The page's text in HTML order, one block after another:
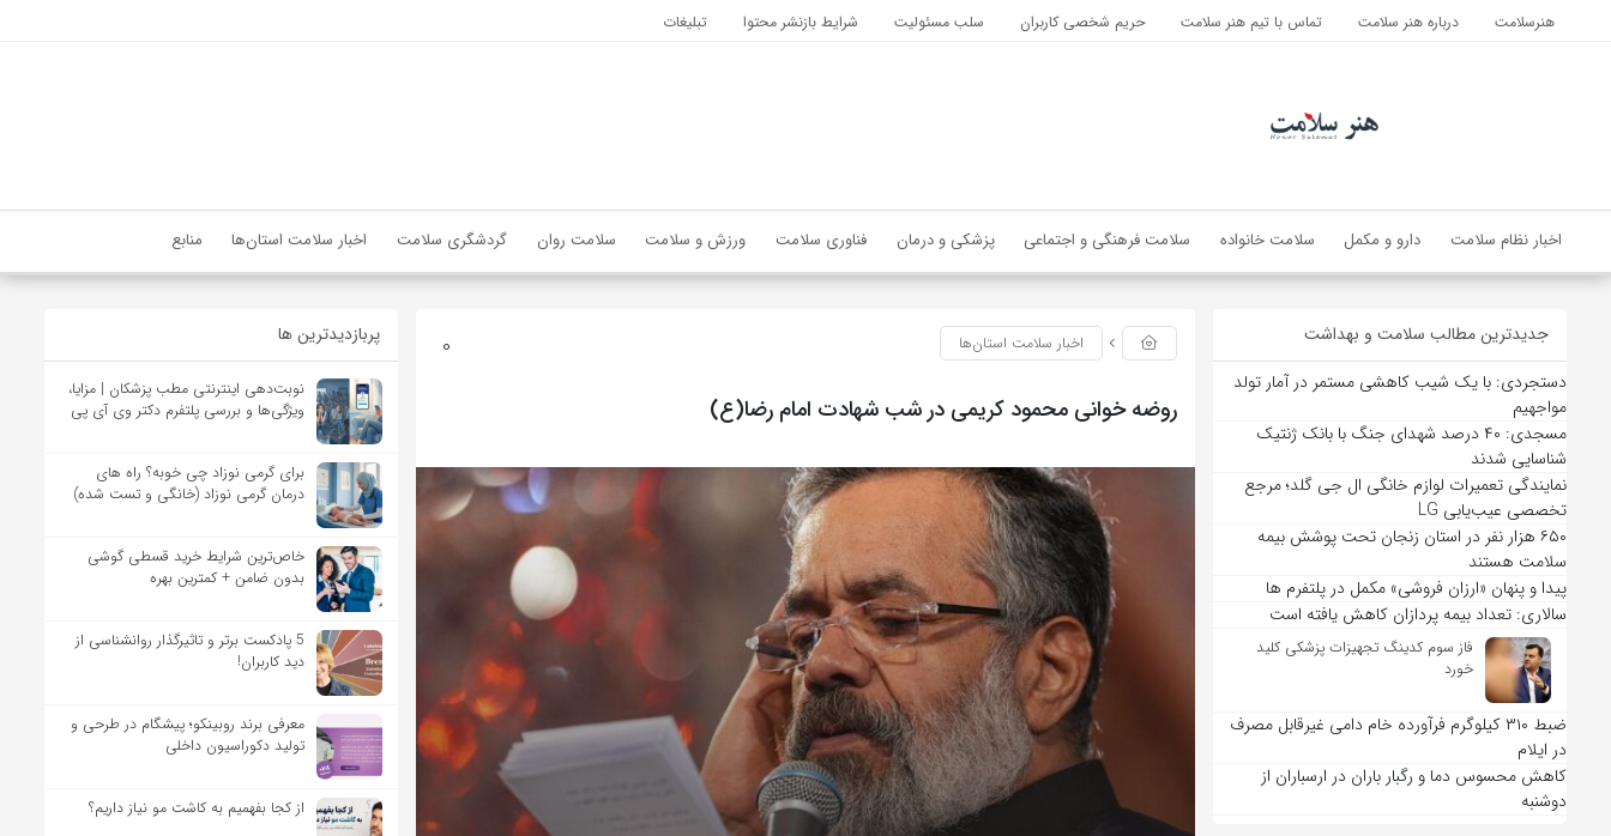
هنرسلامت درباره هنر سلامت تماس با تیم هنر سلامت حریم شخصی کاربران سلب مسئولیت شرایط بازنشر محتوا تبلیغات
اخبار نظام سلامت دارو و مکمل سلامت خانواده سلامت فرهنگی و اجتماعی پزشکی و درمان فناوری سلامت ورزش و سلامت سلامت روان گردشگری سلامت اخبار سلامت استان‌ها منابع
جدیدترین مطالب سلامت و بهداشت
دستجردی: با یک شیب کاهشی مستمر در آمار تولد
مواجهیم
مسجدی: ۴۰ درصد شهدای جنگ با بانک ژنتیک
شناسایی شدند
نمایندگی تعمیرات لوازم خانگی ال جی گلد؛ مرجع
تخصصی عیب‌یابی LG
۶۵۰ هزار نفر در استان زنجان تحت پوشش بیمه
سلامت هستند
پیدا و پنهان «ارزان فروشی» مکمل در پلتفرم ها
سالاری: تعداد بیمه پردازان کاهش یافته است
فاز سوم کدینگ تجهیزات پزشکی کلید
خورد
ضبط ۳۱۰ کیلوگرم فرآورده خام دامی غیرقابل مصرف
در ایلام
کاهش محسوس دما و رگبار باران در ارسباران از
دوشنبه
0 اخبار سلامت استان‌ها
روضه خوانی محمود کریمی در شب شهادت امام رضا(ع)
پربازدیدترین ها
نوبت‌دهی اینترنتی مطب پزشکان | مزایا،
ویژگی‌ها و بررسی پلتفرم دکتر وی آی پی
برای گرمی نوزاد چی خوبه؟ راه های
درمان گرمی نوزاد (خانگی و تست شده)
خاص‌ترین شرایط خرید قسطی گوشی
بدون ضامن + کمترین بهره
5 پادکست برتر و تاثیرگذار روانشناسی از
دید کاربران!
معرفی برند روبینکو؛ پیشگام در طرحی و
تولید دکوراسیون داخلی
از کجا بفهمیم به کاشت مو نیاز داریم؟